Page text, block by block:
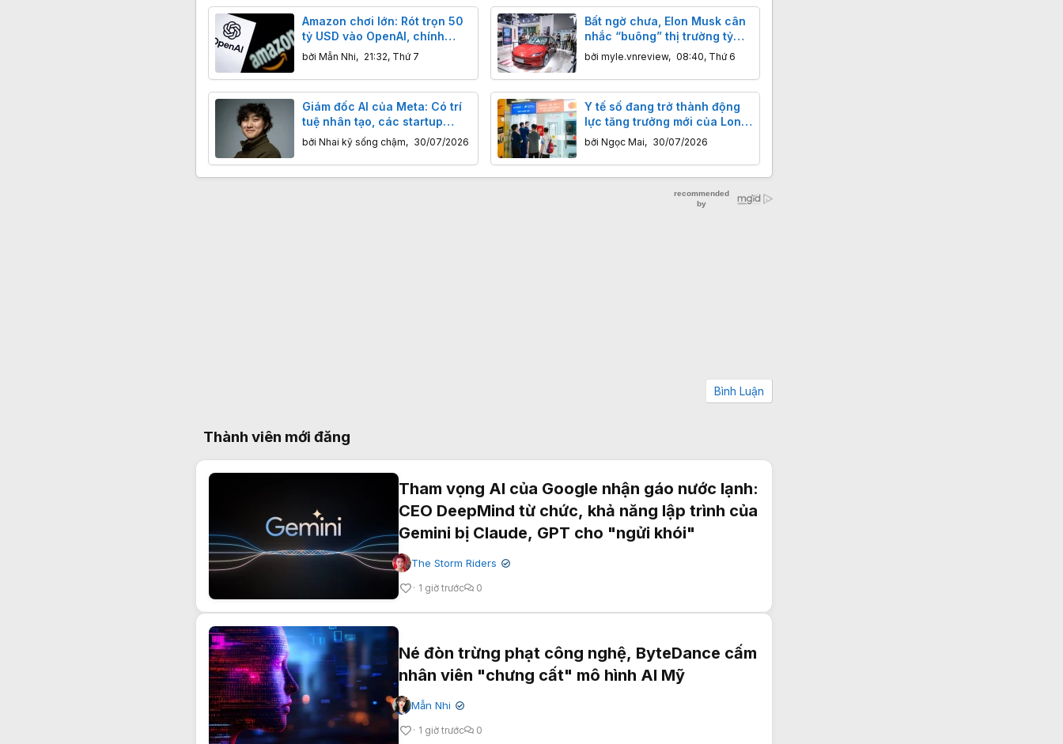
Amazon chơi lớn: Rót trọn 50
tỷ USD vào OpenAI, chính
thức sở hữu 5% cổ phần
trước thềm IPO
bởi Mẫn Nhi, 21:32, Thứ 7
Bất ngờ chưa, Elon Musk cân
nhắc “buông” thị trường tỷ
dân Trung Quốc
bởi myle.vnreview, 08:40, Thứ 6
Giám đốc AI của Meta: Có trí
tuệ nhân tạo, các startup
chưa bao giờ dễ dàng thách
thức những ông lớn đến thế
bởi Nhai kỹ sống chậm, 30/07/2026
Y tế số đang trở thành động
lực tăng trưởng mới của Long
Châu
bởi Ngọc Mai, 30/07/2026
Bình Luận
Thành viên mới đăng
Tham vọng AI của Google nhận gáo nước lạnh:
CEO DeepMind từ chức, khả năng lập trình của
Gemini bị Claude, GPT cho "ngửi khói"
The Storm Riders ✔
1 giờ trước 0
Né đòn trừng phạt công nghệ, ByteDance cấm
nhân viên "chưng cất" mô hình AI Mỹ
Mẫn Nhi ✔
1 giờ trước 0